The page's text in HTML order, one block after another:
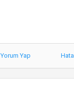
Yorum Yap